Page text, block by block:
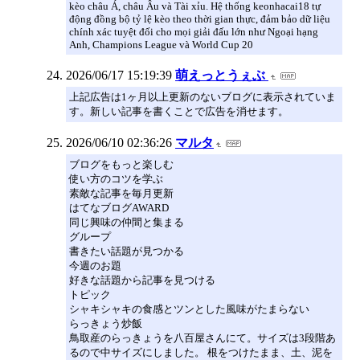
kèo châu Á, châu Âu và Tài xỉu. Hệ thống keonhacai18 tự
động đồng bộ tỷ lệ kèo theo thời gian thực, đảm bảo dữ liệu
chính xác tuyệt đối cho mọi giải đấu lớn như Ngoại hạng
Anh, Champions League và World Cup 20
2026/06/17 15:19:39 萌えっとうぇぶ
上記広告は1ヶ月以上更新のないブログに表示されていま
す。新しい記事を書くことで広告を消せます。
2026/06/10 02:36:26 マルタ
ブログをもっと楽しむ
使い方のコツを学ぶ
素敵な記事を毎月更新
はてなブログAWARD
同じ興味の仲間と集まる
グループ
書きたい話題が見つかる
今週のお題
好きな話題から記事を見つける
トピック
シャキシャキの食感とツンとした風味がたまらない
らっきょう炒飯
鳥取産のらっきょうを八百屋さんにて。サイズは3段階あ
るので中サイズにしました。 根をつけたまま、土、泥を